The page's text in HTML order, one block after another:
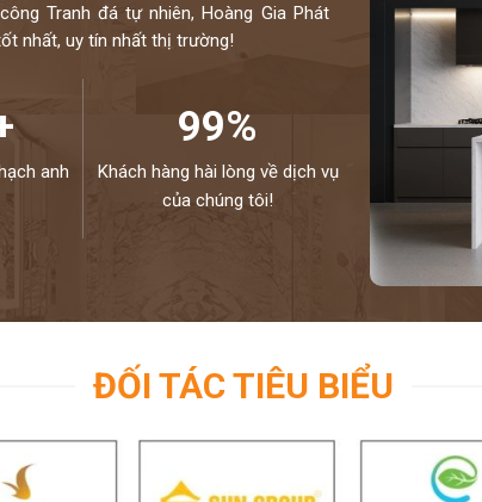
Tranh đá tự nhiên, Hoàng Gia Phát
nhất, uy tín nhất thị trường!
anh
99%
Khách hàng hài lòng về dịch vụ
của chúng tôi!
ĐỐI TÁC TIÊU BIỂU